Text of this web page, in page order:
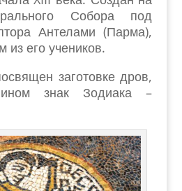
Собора под
Антелами (Парма),
из его учеников.
заготовке дров,
знак Зодиака –